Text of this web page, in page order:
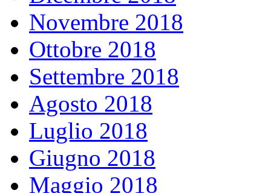
Novembre 2018
Ottobre 2018
Settembre 2018
Agosto 2018
Luglio 2018
Giugno 2018
Maggio 2018